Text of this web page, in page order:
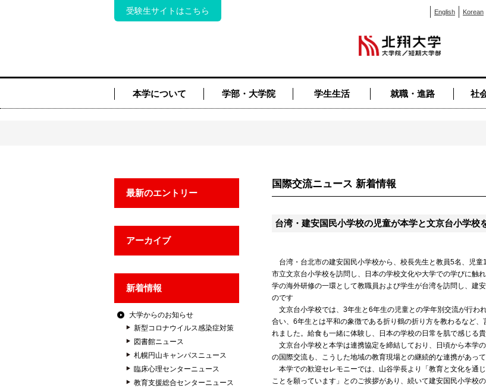
受験生サイトはこちら English Korean
本学について 学部・大学院 学生生活 就職・進路 社
最新のエントリー
アーカイブ
新着情報
大学からのお知らせ
新型コロナウイルス感染症対策
図書館ニュース
札幌円山キャンパスニュース
臨床心理センターニュース
教育支援総合センターニュース
国際交流ニュース 新着情報
台湾・建安国民小学校の児童が本学と文京台小学校
台湾・台北市の建安国民小学校から、校長先生と教員5名、児
市立文京台小学校を訪問し、日本の学校文化や大学での学びに触
学の海外研修の一環として教職員および学生が台湾を訪問し、建
のです
文京台小学校では、3年生と6年生の児童との学年別交流が行わ
合い、6年生とは平和の象徴である折り鶴の折り方を教わるなど
れました。給食も一緒に体験し、日本の学校の日常を肌で感じる貴
文京台小学校と本学は連携協定を締結しており、日頃から本学
の国際交流も、こうした地域の教育現場との継続的な連携があっ
本学での歓迎セレモニーでは、山谷学長より「教育と文化を通
ことを願っています」とのご挨拶があり、続いて建安国民小学校